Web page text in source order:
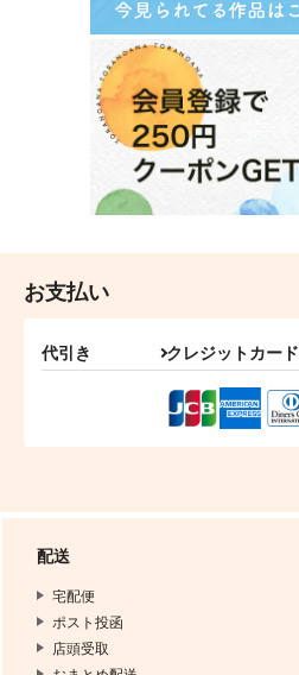
お支払い
代引き クレジットカード
配送
宅配便
ポスト投函
店頭受取